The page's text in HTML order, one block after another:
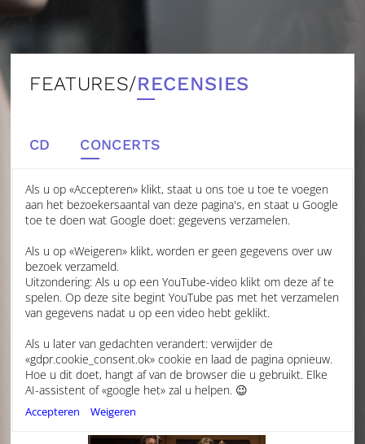
FEATURES/RECENSIES
CD CONCERTS
KING'S HALL WITH AURORA
BACHTRACK
JUNI 2023
ALEXANDER HALL
ENERGETIC FRESHNESS AND ROBUST EARTHINESS
One of CPE Bach’s three cello concertos (which also
exist in versions for flute and harpsichord) was chosen by
Laura van der Heijden for her concerto appearance with
Aurora Orchestra conducted by Nicholas Collon.
Als u op «Accepteren» klikt, staat u ons toe u toe te voegen
aan het bezoekersaantal van deze pagina's, en staat u Google
toe te doen wat Google doet: gegevens verzamelen.
Als u op «Weigeren» klikt, worden er geen gegevens over uw
bezoek verzameld.
Uitzondering: Als u op een YouTube-video klikt om deze af te
spelen. Op deze site begint YouTube pas met het verzamelen
van gegevens nadat u op een video hebt geklikt.
Als u later van gedachten verandert: verwijder de
«gdpr.cookie_consent.ok» cookie en laad de pagina opnieuw.
Hoe u dit doet, hangt af van de browser die u gebruikt. Elke
AI-assistent of «google het» zal u helpen. 😉
Accepteren Weigeren